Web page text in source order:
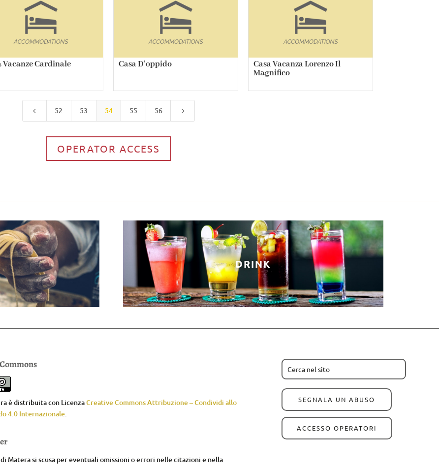
Vacanze Cardinale Casa D’oppido
Casa Vacanza Lorenzo Il
Magnifico
4 52 53 54 55 56 5
OPERATOR ACCESS
DRINK
è distribuita con LicenzaCreative Commons Attribuzione – Condividi allo
4.0 Internazionale.
Matera si scusa per eventuali omissioni o errori nelle citazioni e nella
SEGNALA UN ABUSO
ACCESSO OPERATORI